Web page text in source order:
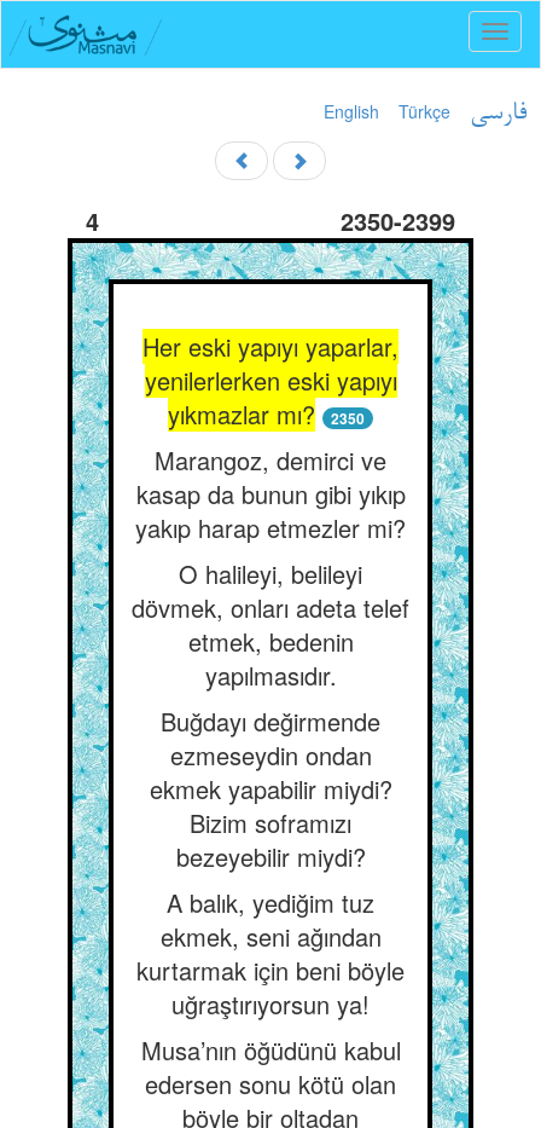
English Türkçe فارسی
4 2350-2399
Her eski yapıyı yaparlar,
yenilerlerken eski yapıyı
yıkmazlar mı?
2350
Marangoz, demirci ve
kasap da bunun gibi yıkıp
yakıp harap etmezler mi?
O halileyi, belileyi
dövmek, onları adeta telef
etmek, bedenin
yapılmasıdır.
Buğdayı değirmende
ezmeseydin ondan
ekmek yapabilir miydi?
Bizim soframızı
bezeyebilir miydi?
A balık, yediğim tuz
ekmek, seni ağından
kurtarmak için beni böyle
uğraştırıyorsun ya!
Musa’nın öğüdünü kabul
edersen sonu kötü olan
böyle bir oltadan